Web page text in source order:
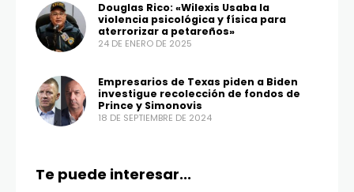
Douglas Rico: «Wilexis Usaba la
violencia psicológica y física para
aterrorizar a petareños»
24 DE ENERO DE 2025
Empresarios de Texas piden a Biden
investigue recolección de fondos de
Prince y Simonovis
18 DE SEPTIEMBRE DE 2024
Te puede interesar...